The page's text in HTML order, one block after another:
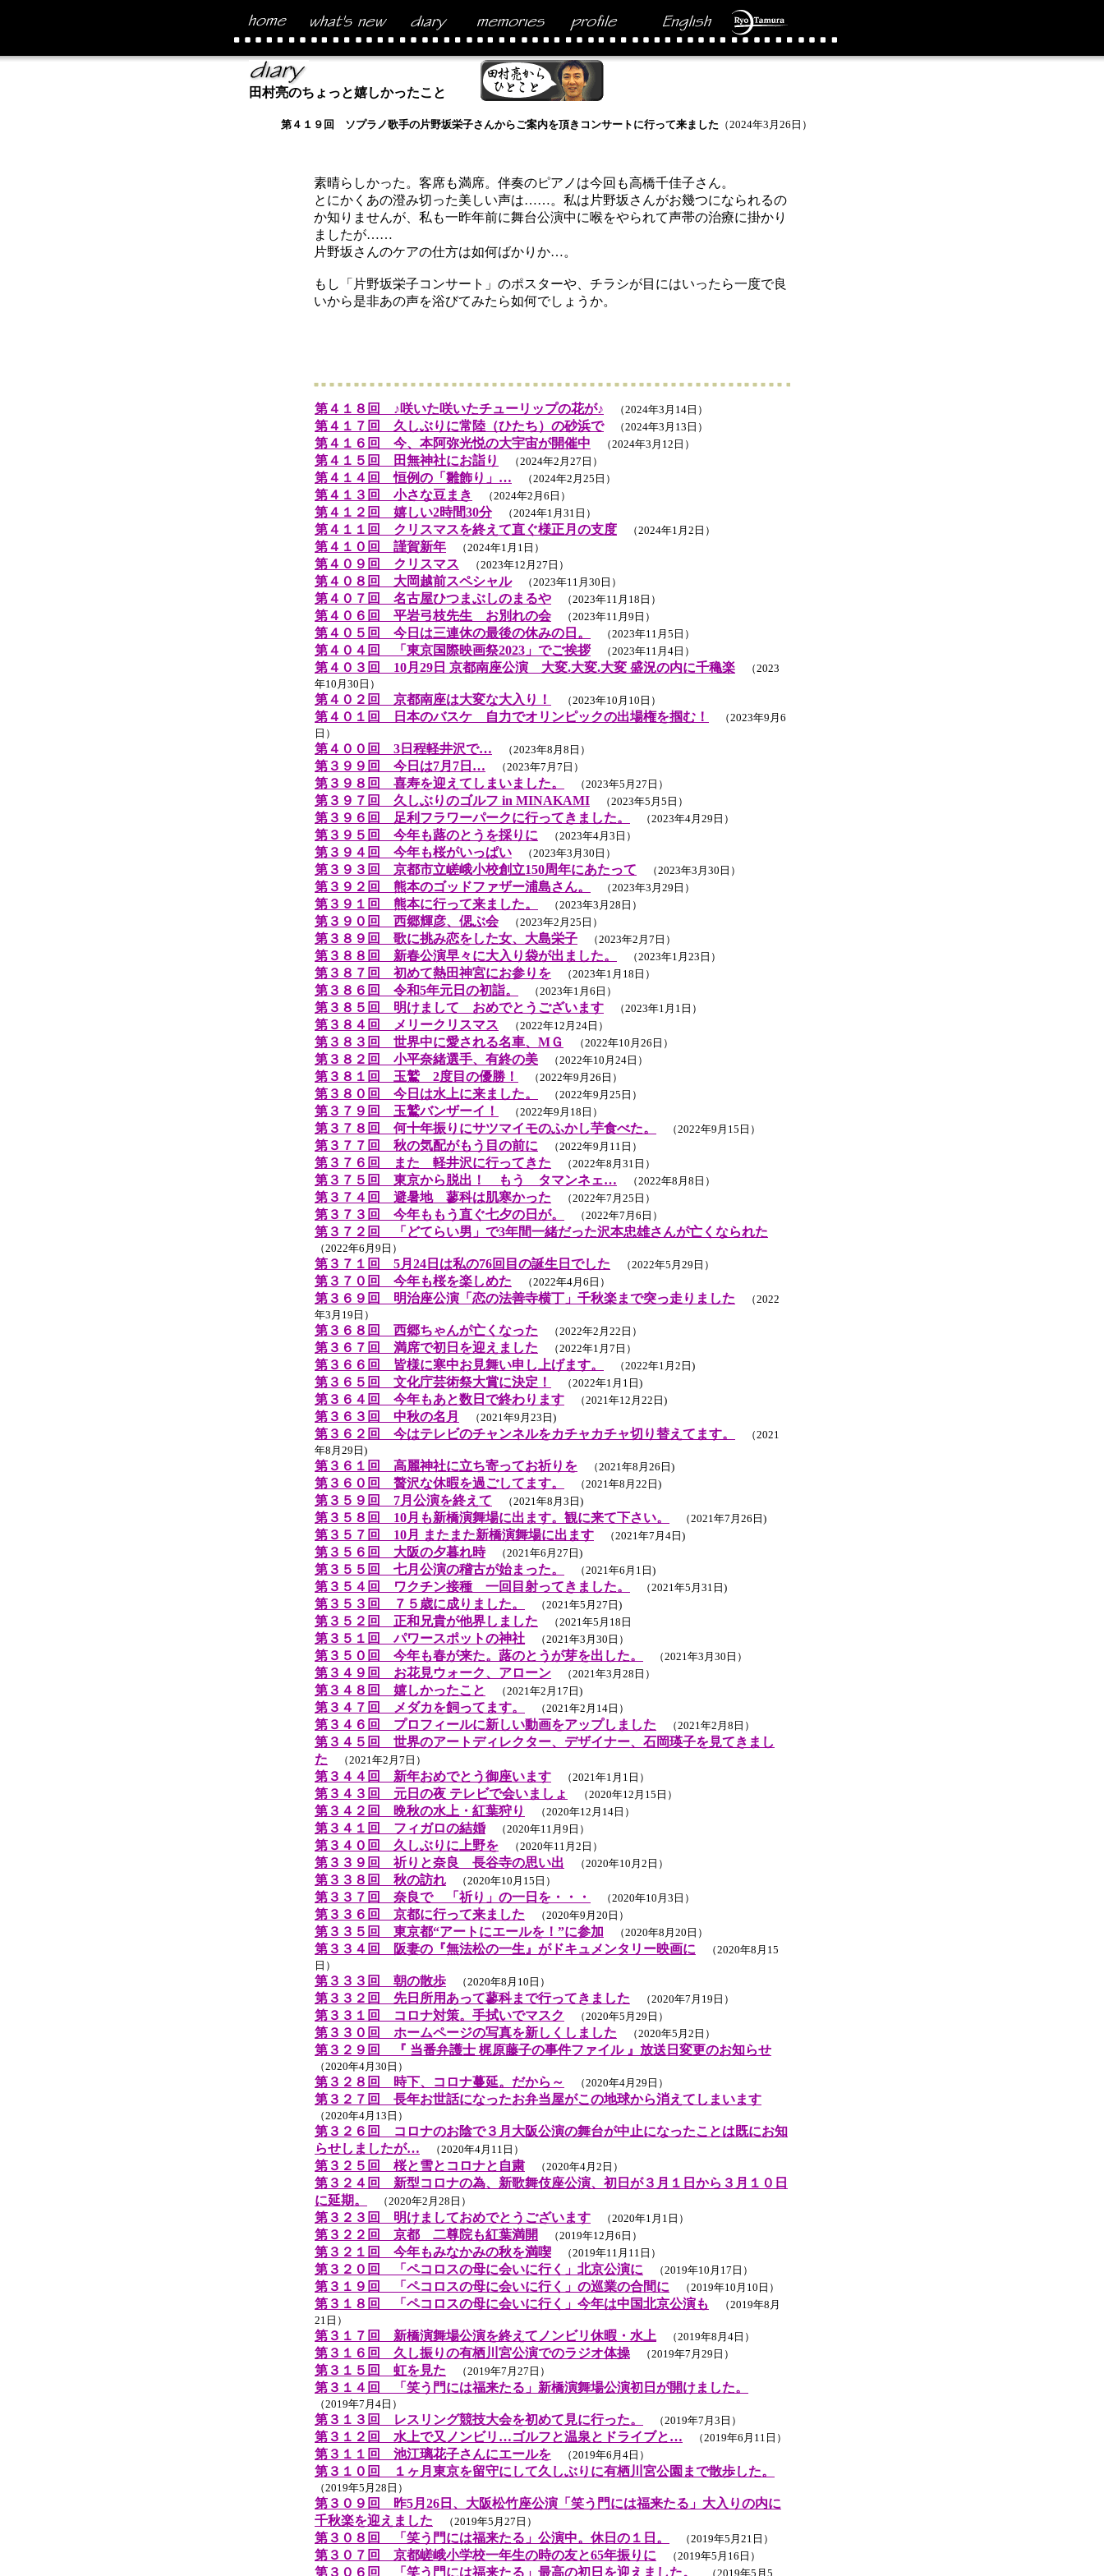
田村亮のちょっと嬉しかったこと
第４１９回 ソプラノ歌手の片野坂栄子さんからご案内を頂きコンサートに行って来ました （2024年3月26日）
素晴らしかった。客席も満席。伴奏のピアノは今回も高橋千佳子さん。
とにかくあの澄み切った美しい声は……。私は片野坂さんがお幾つになられるの
か知りませんが、私も一昨年前に舞台公演中に喉をやられて声帯の治療に掛かり
ましたが……
片野坂さんのケアの仕方は如何ばかりか…。
もし「片野坂栄子コンサート」のポスターや、チラシが目にはいったら一度で良
いから是非あの声を浴びてみたら如何でしょうか。
第４１８回 ♪咲いた咲いたチューリップの花が♪ （2024年3月14日）
第４１７回 久しぶりに常陸（ひたち）の砂浜で（2024年3月13日）
第４１６回 今、本阿弥光悦の大宇宙が開催中 （2024年3月12日）
第４１５回 田無神社にお詣り （2024年2月27日）
第４１４回 恒例の「雛飾り」… （2024年2月25日）
第４１３回 小さな豆まき （2024年2月6日）
第４１２回 嬉しい2時間30分（2024年1月31日）
第４１１回 クリスマスを終えて直ぐ様正月の支度 （2024年1月2日）
第４１０回 謹賀新年 （2024年1月1日）
第４０９回 クリスマス （2023年12月27日）
第４０８回 大岡越前スペシャル（2023年11月30日）
第４０７回 名古屋ひつまぶしのまるや （2023年11月18日）
第４０６回 平岩弓枝先生 お別れの会（2023年11月9日）
第４０５回 今日は三連休の最後の休みの日。 （2023年11月5日）
第４０４回 「東京国際映画祭2023」でご挨拶（2023年11月4日）
第４０３回 10月29日 京都南座公演 大変.大変.大変 盛況の内に千穐楽 （2023
年10月30日）
第４０２回 京都南座は大変な大入り！ （2023年10月10日）
第４０１回 日本のバスケ 自力でオリンピックの出場権を掴む！
（2023年9月6
日）
第４００回 3日程軽井沢で… （2023年8月8日）
第３９９回 今日は7月7日… （2023年7月7日）
第３９８回 喜寿を迎えてしまいました。 （2023年5月27日）
第３９７回 久しぶりのゴルフ in MINAKAMI （2023年5月5日）
第３９６回 足利フラワーパークに行ってきました。 （2023年4月29日）
第３９５回 今年も蕗のとうを採りに （2023年4月3日）
第３９４回 今年も桜がいっぱい （2023年3月30日）
第３９３回 京都市立嵯峨小校創立150周年にあたって （2023年3月30日）
第３９２回 熊本のゴッドファザー浦島さん。 （2023年3月29日）
第３９１回 熊本に行って来ました。 （2023年3月28日）
第３９０回 西郷輝彦、偲ぶ会（2023年2月25日）
第３８９回 歌に挑み恋をした女、大島栄子 （2023年2月7日）
第３８８回 新春公演早々に大入り袋が出ました。 （2023年1月23日）
第３８７回 初めて熱田神宮にお参りを （2023年1月18日）
第３８６回 令和5年元日の初詣。 （2023年1月6日）
第３８５回 明けまして おめでとうございます （2023年1月1日）
第３８４回 メリークリスマス （2022年12月24日）
第３８３回 世界中に愛される名車、MＧ （2022年10月26日）
第３８２回 小平奈緒選手、有終の美 （2022年10月24日）
第３８１回 玉鷲 2度目の優勝！ （2022年9月26日）
第３８０回 今日は水上に来ました。 （2022年9月25日）
第３７９回 玉鷲バンザーイ！ （2022年9月18日）
第３７８回 何十年振りにサツマイモのふかし芋食べた。 （2022年9月15日）
第３７７回 秋の気配がもう目の前に （2022年9月11日）
第３７６回 また 軽井沢に行ってきた （2022年8月31日）
第３７５回 東京から脱出！ もう タマンネェ… （2022年8月8日）
第３７４回 避暑地 蓼科は肌寒かった （2022年7月25日）
第３７３回 今年ももう直ぐ七夕の日が。 （2022年7月6日）
第３７２回 「どてらい男」で3年間一緒だった沢本忠雄さんが亡くなられた
（2022年6月9日）
第３７１回 5月24日は私の76回目の誕生日でした （2022年5月29日）
第３７０回 今年も桜を楽しめた （2022年4月6日）
第３６９回 明治座公演「恋の法善寺横丁」千秋楽まで突っ走りました （2022
年3月19日）
第３６８回 西郷ちゃんが亡くなった （2022年2月22日）
第３６７回 満席で初日を迎えました （2022年1月7日）
第３６６回 皆様に寒中お見舞い申し上げます。 （2022年1月2日)
第３６５回 文化庁芸術祭大賞に決定！ （2022年1月1日)
第３６４回 今年もあと数日で終わります （2021年12月22日)
第３６３回 中秋の名月 （2021年9月23日)
第３６２回 今はテレビのチャンネルをカチャカチャ切り替えてます。
（2021
年8月29日)
第３６１回 高麗神社に立ち寄ってお祈りを （2021年8月26日)
第３６０回 贅沢な休暇を過ごしてます。 （2021年8月22日)
第３５９回 7月公演を終えて （2021年8月3日)
第３５８回 10月も新橋演舞場に出ます。観に来て下さい。 （2021年7月26日)
第３５７回 10月 またまた新橋演舞場に出ます （2021年7月4日)
第３５６回 大阪の夕暮れ時（2021年6月27日)
第３５５回 七月公演の稽古が始まった。 （2021年6月1日)
第３５４回 ワクチン接種 一回目射ってきました。 （2021年5月31日)
第３５３回 ７５歳に成りました。 （2021年5月27日)
第３５２回 正和兄貴が他界しました （2021年5月18日
第３５１回 パワースポットの神社 （2021年3月30日）
第３５０回 今年も春が来た。蕗のとうが芽を出した。 （2021年3月30日）
第３４９回 お花見ウォーク、アローン （2021年3月28日）
第３４８回 嬉しかったこと （2021年2月17日)
第３４７回 メダカを飼ってます。 （2021年2月14日）
第３４６回 プロフィールに新しい動画をアップしました （2021年2月8日）
第３４５回 世界のアートディレクター、デザイナー、石岡瑛子を見てきまし
た （2021年2月7日）
第３４４回 新年おめでとう御座います （2021年1月1日）
第３４３回 元日の夜 テレビで会いましょ （2020年12月15日）
第３４２回 晩秋の水上・紅葉狩り （2020年12月14日）
第３４１回 フィガロの結婚 （2020年11月9日）
第３４０回 久しぶりに上野を （2020年11月2日）
第３３９回 祈りと奈良 長谷寺の思い出 （2020年10月2日）
第３３８回 秋の訪れ （2020年10月15日）
第３３７回 奈良で 「祈り」の一日を・・・ （2020年10月3日）
第３３６回 京都に行って来ました （2020年9月20日）
第３３５回 東京都“アートにエールを！”に参加 （2020年8月20日）
第３３４回 阪妻の『無法松の一生』がドキュメンタリー映画に （2020年8月15
日）
第３３３回 朝の散歩 （2020年8月10日）
第３３２回 先日所用あって蓼科まで行ってきました （2020年7月19日）
第３３１回 コロナ対策。手拭いでマスク （2020年5月29日）
第３３０回 ホームページの写真を新しくしました （2020年5月2日）
第３２９回 『 当番弁護士 梶原藤子の事件ファイル 』放送日変更のお知らせ
（2020年4月30日）
第３２８回 時下、コロナ蔓延。だから～ （2020年4月29日）
第３２７回 長年お世話になったお弁当屋がこの地球から消えてしまいます
（2020年4月13日）
第３２６回 コロナのお陰で３月大阪公演の舞台が中止になったことは既にお知
らせしましたが… （2020年4月11日）
第３２５回 桜と雪とコロナと自粛 （2020年4月2日）
第３２４回 新型コロナの為、新歌舞伎座公演、初日が３月１日から３月１０日
に延期。
（2020年2月28日）
第３２３回 明けましておめでとうございます （2020年1月1日）
第３２２回 京都 二尊院も紅葉満開 （2019年12月6日）
第３２１回 今年もみなかみの秋を満喫 （2019年11月11日）
第３２０回 「ペコロスの母に会いに行く」北京公演に （2019年10月17日）
第３１９回 「ペコロスの母に会いに行く」の巡業の合間に （2019年10月10日）
第３１８回 「ペコロスの母に会いに行く」今年は中国北京公演も
（2019年8月
21日）
第３１７回 新橋演舞場公演を終えてノンビリ休暇・水上 （2019年8月4日）
第３１６回 久し振りの有栖川宮公演でのラジオ体操（2019年7月29日）
第３１５回 虹を見た （2019年7月27日）
第３１４回 「笑う門には福来たる」新橋演舞場公演初日が開けました。
（2019年7月4日）
第３１３回 レスリング競技大会を初めて見に行った。 （2019年7月3日）
第３１２回 水上で又ノンビリ…ゴルフと温泉とドライブと… （2019年6月11日）
第３１１回 池江璃花子さんにエールを （2019年6月4日）
第３１０回 １ヶ月東京を留守にして久しぶりに有栖川宮公園まで散歩した。
（2019年5月28日）
第３０９回 昨5月26日、大阪松竹座公演「笑う門には福来たる」大入りの内に
千秋楽を迎えました （2019年5月27日）
第３０８回 「笑う門には福来たる」公演中。休日の１日。 （2019年5月21日）
第３０７回 京都嵯峨小学校一年生の時の友と65年振りに （2019年5月16日）
第３０６回 「笑う門には福来たる」最高の初日を迎えました。
（2019年5月5